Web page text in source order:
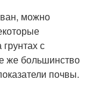
можно
с
же большинство
почвы.